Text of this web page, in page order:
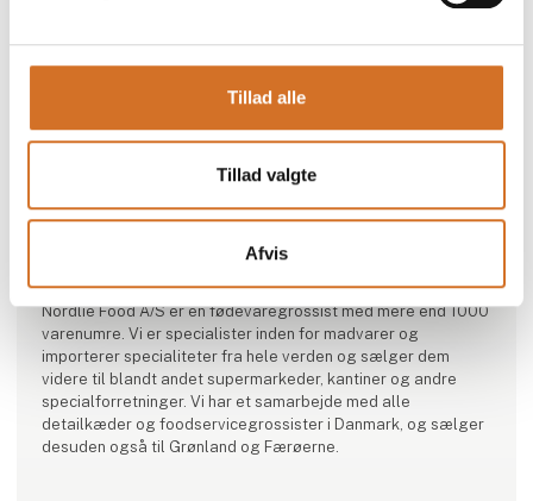
Tillad alle
Tillad valgte
Afvis
Nordlie Food A/S er en fødevaregrossist med mere end 1000
varenumre. Vi er specialister inden for madvarer og
importerer specialiteter fra hele verden og sælger dem
videre til blandt andet supermarkeder, kantiner og andre
specialforretninger. Vi har et samarbejde med alle
detailkæder og foodservicegrossister i Danmark, og sælger
desuden også til Grønland og Færøerne.